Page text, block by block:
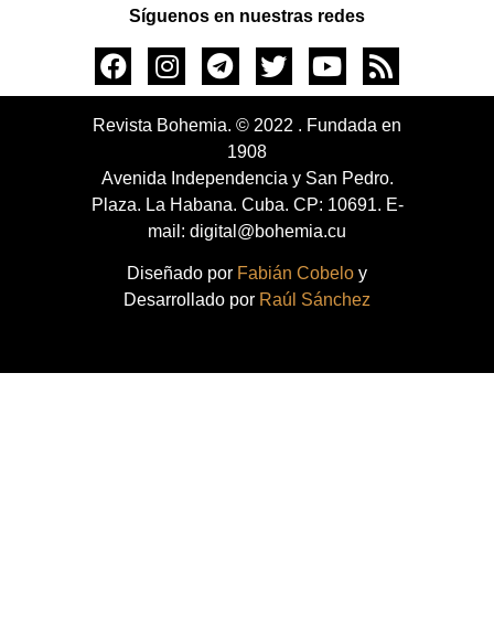
Síguenos en nuestras redes
Revista Bohemia. © 2022 . Fundada en
1908
Avenida Independencia y San Pedro.
Plaza. La Habana. Cuba. CP: 10691. E-
mail: digital@bohemia.cu
Diseñado por Fabián Cobelo y
Desarrollado por Raúl Sánchez